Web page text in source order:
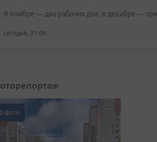
В ноябре — два рабочих дня, в декабре — три
сегодня, 21:09
фото